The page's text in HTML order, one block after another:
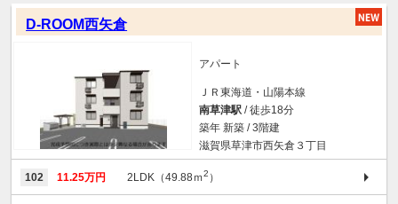
D-ROOM西矢倉
アパート
ＪＲ東海道・山陽本線
南草津駅 / 徒歩18分
築年 新築 / 3階建
滋賀県草津市西矢倉３丁目
102 11.25万円 2LDK（49.88ｍ2 ）